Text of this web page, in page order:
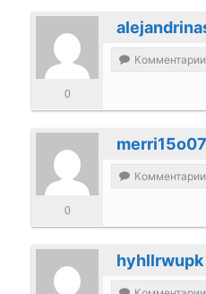
0
0
hyhllrwupk